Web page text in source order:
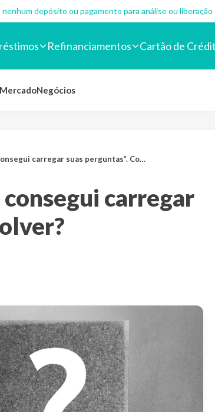
nenhum depósito ou pagamento para análise ou
Refinanciamentos Cartão de
MercadoNegócios
carregar suas perguntas”. Como resolver?
consegui carregar